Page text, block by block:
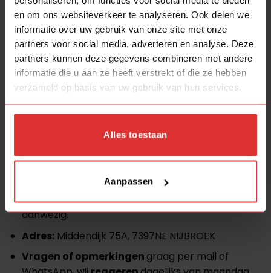
en om ons websiteverkeer te analyseren. Ook delen we
informatie over uw gebruik van onze site met onze
partners voor social media, adverteren en analyse. Deze
partners kunnen deze gegevens combineren met andere
informatie die u aan ze heeft verstrekt of die ze hebben
verzameld op basis van uw gebruik van hun services.
Alles toestaan
Aanpassen
Eerlijk en transparant contact, what u see is
what u get!
Gratis wat te drinken (koffie, thee, water, pakje
drinken voor de kinderen)
Direct meenemen, geen wachttijden (mits op
voorraad)
Ruime, gratis parkeerplaats
Kijk ook eens bij onze andere
Allezaterdagenzijn wij van10.00tot16.00uur
aanwezig.
Adres:Middendijk 75A, 7397NE NIJBROEK
Vragen of opmerkingen graag per mail of